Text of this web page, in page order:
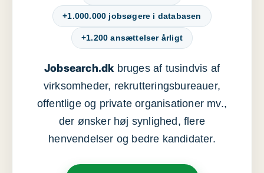
+1.000.000 jobsøgere i databasen
+1.200 ansættelser årligt
Jobsearch.dkbruges af tusindvis af
virksomheder, rekrutteringsbureauer,
offentlige og private organisationer mv.,
der ønsker høj synlighed, flere
henvendelser og bedre kandidater.